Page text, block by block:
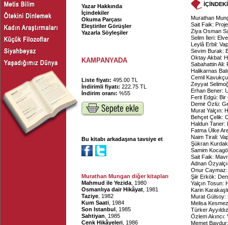
Yazar Hakkında
İçindekiler
Okuma Parçası
Eleştiriler Görüşler
Yazarla Söyleşiler
KAMPANYADA
Liste fiyatı: 495.00 TL
İndirimli fiyatı: 222.75 TL
İndirim oranı: %55
Bu kitabı arkadaşına tavsiye et
Murathan Mungan diğer kitapları
Mahmud ile Yezida , 1980
Osmanlıya dair Hikâyat , 1981
Taziye , 1982
Kum Saati , 1984
Son Istanbul , 1985
Sahtiyan , 1985
Cenk Hikâyeleri , 1986
Murathan
Sait Faik:
Ziya Osman
Selim İleri:
Leylâ Erbil:
Sevim Burak:
Oktay Akbal:
Sabahattin Ali:
Halikarnas
Cemil
Zeyyat
Erhan Bener:
Ferit Edgü: Bir
Demir Özlü:
Murat Yalçın:
Behçet Çelik:
Haldun Taner:
Fatma Ülke
Naim Tirali:
Şükran
Samim
Sait Faik:
Adnan
Onur Caymaz:
Şiir Erkök:
Yalçın Tosun:
Karin
Murat Gülsoy:
Melisa
Türker
Özlem
Memet